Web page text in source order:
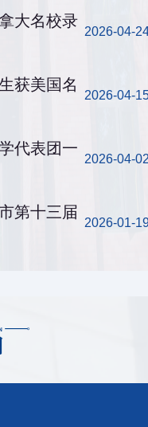
大名校录
2026-04-
获美国名
2026-04-
代表团一
2026-04-
第十三届
2026-01-